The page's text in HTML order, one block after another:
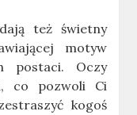
też świetny
motyw
postaci. Oczy
co pozwoli Ci
kogoś